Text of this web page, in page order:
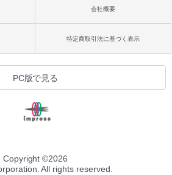
会社概要
特定商取引法に基づく表示
PC版で見る
Copyright ©2026
All rights reserved.